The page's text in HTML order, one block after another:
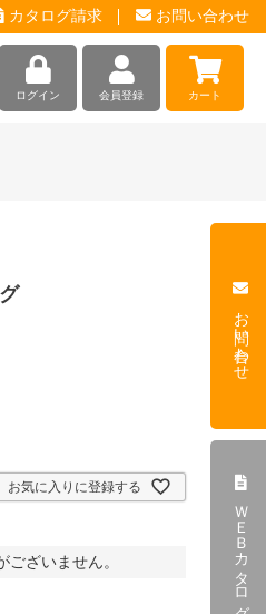
カタログ請求 お問い合わせ
ログイン 会員登録 カート
お気に入りに登録する
ざいません。
お問い合わせ
ＷＥＢカタログ